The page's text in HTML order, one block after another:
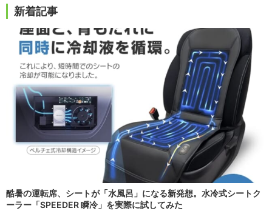
新着記事
酷暑の運転席、シートが「水風呂」になる新発想。水冷式シートク
ーラー「SPEEDER 瞬冷」を実際に試してみた